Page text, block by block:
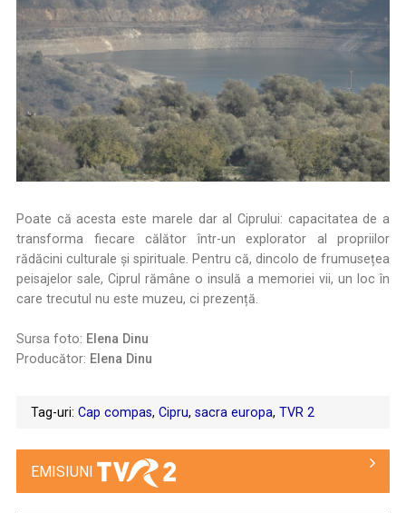
Poate că acesta este marele dar al Ciprului: capacitatea de a
transforma fiecare călător într-un explorator al propriilor
rădăcini culturale și spirituale. Pentru că, dincolo de frumusețea
peisajelor sale, Ciprul rămâne o insulă a memoriei vii, un loc în
care trecutul nu este muzeu, ci prezență.
Sursa foto: Elena Dinu
Producător: Elena Dinu
Tag-uri: Cap compas, Cipru, sacra europa, TVR 2
EMISIUNI